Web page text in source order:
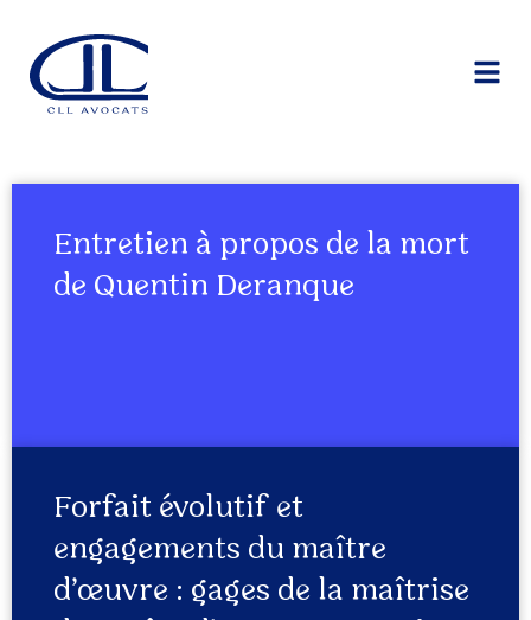
Entretien à propos de la mort
de Quentin Deranque
Forfait évolutif et
engagements du maître
d’œuvre : gages de la maîtrise